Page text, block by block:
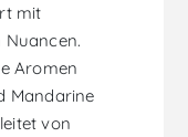
mit
Aromen
Mandarine
von